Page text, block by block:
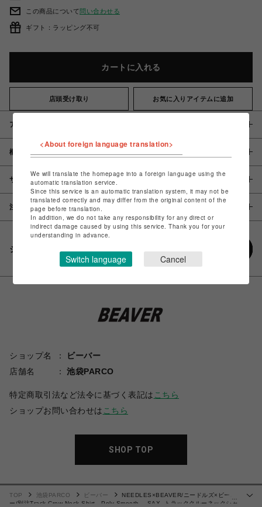
この商品について問い合わせる
ギフト：ラッピング不可
カートに入れる
店頭受け取り お気に入りアイテムに追加
アイテム説明 / 素材
概要
サイズ
注意事項
シェアする
ショップ名
ビーバー
店舗名
池袋PARCO
特定商取引法など法令に基づく表記は こちら
ショップお問い合わせは こちら
SHOP TOP
TOP 池袋PARCO ビーバー
NEEDLES×BEAVER/ニードルズ×ビーバ
ー/別注Track Crew Neck Shirt - Poly Smooth -SAX- トラッククルーネックシャ
<About foreign language translation>
We will translate the homepage into a foreign language using the
automatic translation service.
Since this service is an automatic translation system, it may not be
translated correctly and may differ from the original content of the
page before translation.
In addition, we do not take any responsibility for any direct or
indirect damage caused by using this service. Thank you for your
understanding in advance.
Switch language Cancel